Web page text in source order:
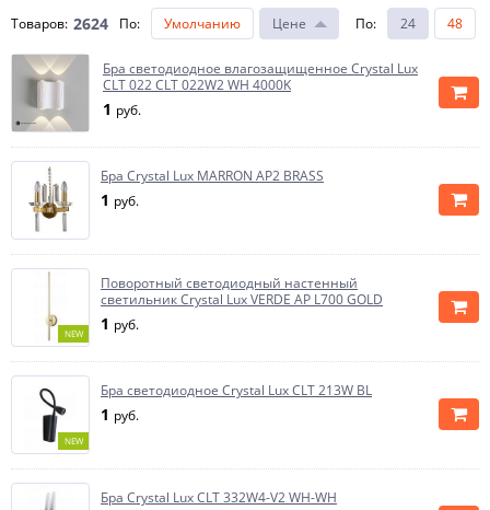
Товаров: 2624 По: Умолчанию Цене По: 24 48
Бра светодиодное влагозащищенное Crystal Lux
CLT 022 CLT 022W2 WH 4000K
1 руб.
Бра Crystal Lux MARRON AP2 BRASS
1 руб.
NEW
Поворотный светодиодный настенный
светильник Crystal Lux VERDE AP L700 GOLD
1 руб.
NEW
Бра светодиодное Crystal Lux CLT 213W BL
1 руб.
Бра Crystal Lux CLT 332W4-V2 WH-WH